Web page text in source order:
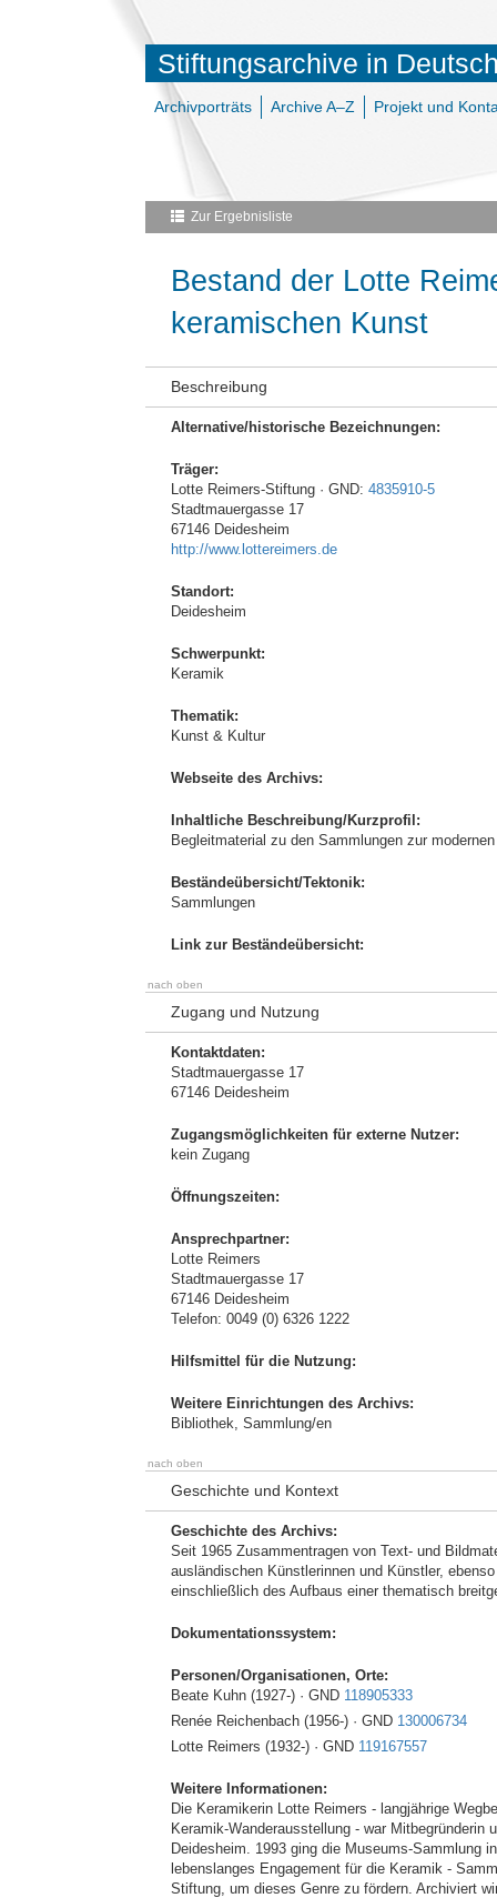
Stiftungsarchive in
Archivporträts Archive A–Z Projekt und
Zur Ergebnisliste
Bestand der Lotte
keramischen Kunst
Beschreibung
Alternative/historische Bezeichnungen:
Träger:
Lotte Reimers-Stiftung · GND: 4835910-5
Stadtmauergasse 17
67146 Deidesheim
http://www.lottereimers.de
Standort:
Deidesheim
Schwerpunkt:
Keramik
Thematik:
Kunst & Kultur
Webseite des Archivs:
Inhaltliche Beschreibung/Kurzprofil:
Begleitmaterial zu den Sammlungen zur
Beständeübersicht/Tektonik:
Sammlungen
Link zur Beständeübersicht:
nach oben
Zugang und Nutzung
Kontaktdaten:
Stadtmauergasse 17
67146 Deidesheim
Zugangsmöglichkeiten für externe Nutzer:
kein Zugang
Öffnungszeiten:
Ansprechpartner:
Lotte Reimers
Stadtmauergasse 17
67146 Deidesheim
Telefon: 0049 (0) 6326 1222
Hilfsmittel für die Nutzung:
Weitere Einrichtungen des Archivs:
Bibliothek, Sammlung/en
nach oben
Geschichte und Kontext
Geschichte des Archivs:
Seit 1965 Zusammentragen von Text- und
ausländischen Künstlerinnen und Künstler,
einschließlich des Aufbaus einer thematisch
Dokumentationssystem:
Personen/Organisationen, Orte:
Beate Kuhn (1927-) · GND 118905333
Renée Reichenbach (1956-) · GND 130006734
Lotte Reimers (1932-) · GND 119167557
Weitere Informationen:
Die Keramikerin Lotte Reimers - langjährige
Keramik-Wanderausstellung - war
Deidesheim. 1993 ging die Museums-Sammlung
lebenslanges Engagement für die Keramik -
Stiftung, um dieses Genre zu fördern. Archiviert